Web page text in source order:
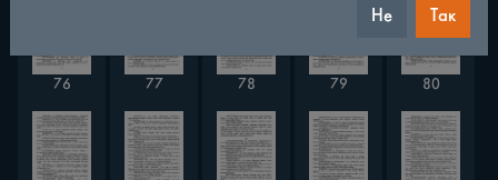
76 77 78 79 80
Не Так